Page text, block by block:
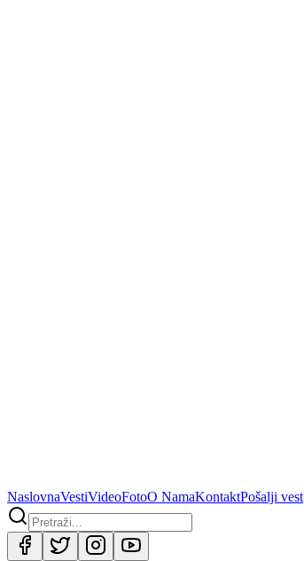
NaslovnaVestiVideoFotoO NamaKontaktPošalji vest